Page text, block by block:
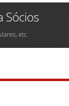
Sócios
etc.